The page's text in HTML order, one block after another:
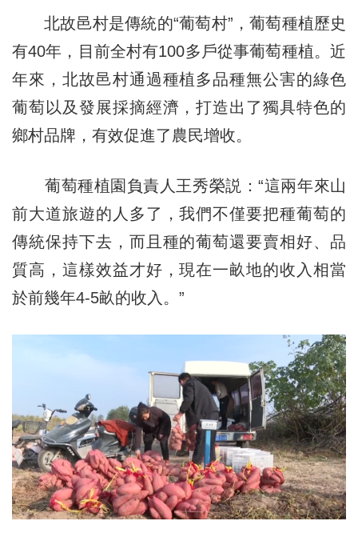
北故邑村是傳統的“葡萄村”，葡萄種植歷史
有40年，目前全村有100多戶從事葡萄種植。近
年來，北故邑村通過種植多品種無公害的綠色
葡萄以及發展採摘經濟，打造出了獨具特色的
鄉村品牌，有效促進了農民增收。
葡萄種植園負責人王秀榮説：“這兩年來山
前大道旅遊的人多了，我們不僅要把種葡萄的
傳統保持下去，而且種的葡萄還要賣相好、品
質高，這樣效益才好，現在一畝地的收入相當
於前幾年4-5畝的收入。”